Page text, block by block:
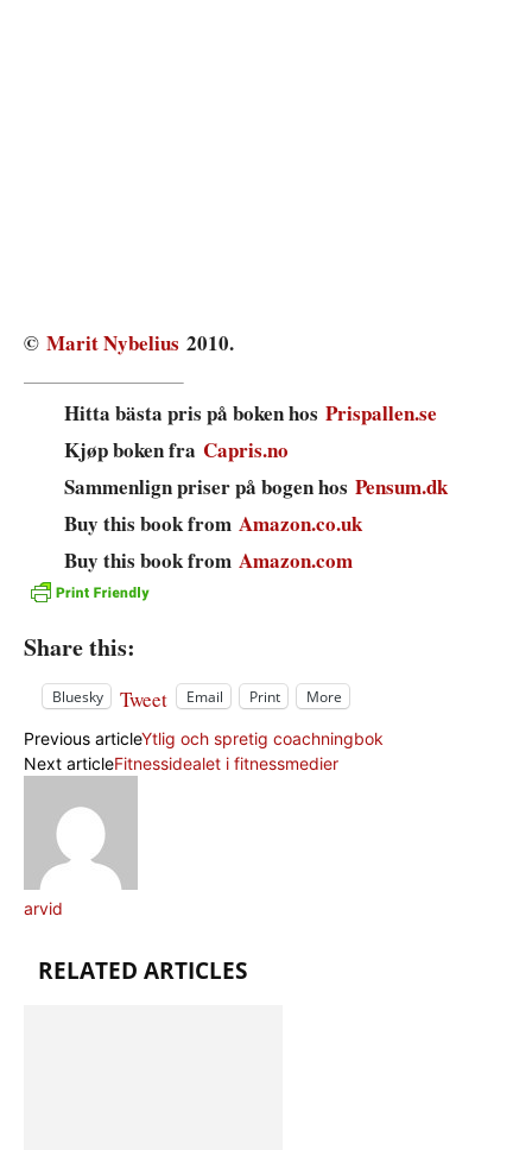
© Marit Nybelius 2010.
Hitta bästa pris på boken hos Prispallen.se
Kjøp boken fra Capris.no
Sammenlign priser på bogen hos Pensum.dk
Buy this book from Amazon.co.uk
Buy this book from Amazon.com
Share this:
Bluesky Tweet Email Print More
Previous articleYtlig och spretig coachningbok
Next articleFitnessidealet i fitnessmedier
arvid
RELATED ARTICLES